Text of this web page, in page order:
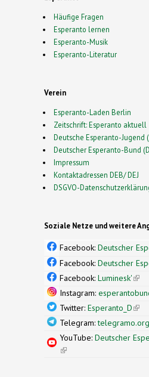
Häufige Fragen
Esperanto lernen
Esperanto-Musik
Esperanto-Literatur
Verein
Esperanto-Laden Berlin
Zeitschrift: Esperanto aktuell
Deutsche Esperanto-Jugend
Deutscher Esperanto-Bund
Impressum
Kontaktadressen DEB/ DEJ
DSGVO-
Soziale Netze und weitere
Facebook: Deutscher
Facebook: Deutscher
Facebook: Luminesk'(link
Instagram:
Twitter: Esperanto_D(link
Telegram:telegramo.org
YouTube: Deutscher
(link is external)